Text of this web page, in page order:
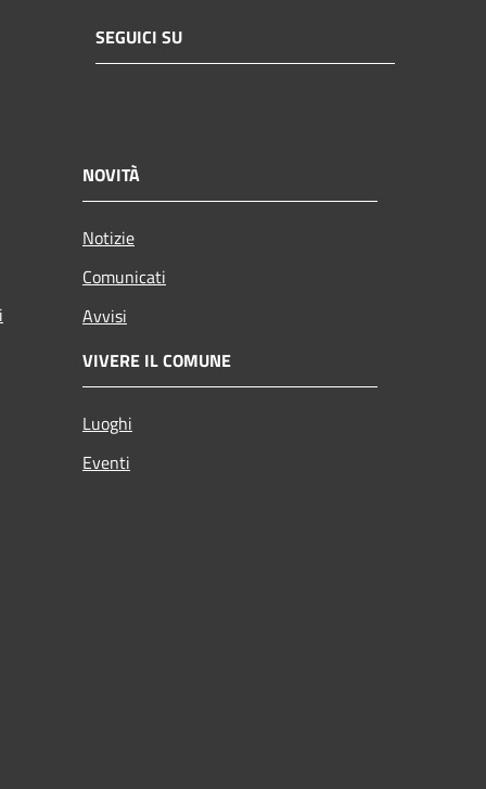
SEGUICI SU
NOVITÀ
Notizie
Comunicati
Avvisi
VIVERE IL COMUNE
Luoghi
Eventi